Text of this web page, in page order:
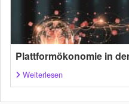
Plattformökonomie in
Weiterlesen